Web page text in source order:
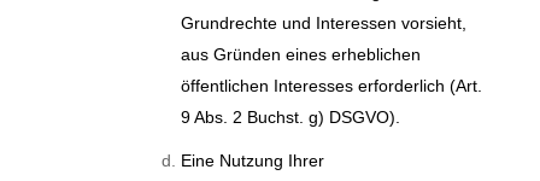
Grundrechte und Interessen vorsieht,
aus Gründen eines erheblichen
öffentlichen Interesses erforderlich (Art.
9 Abs. 2 Buchst. g) DSGVO).
Eine Nutzung Ihrer